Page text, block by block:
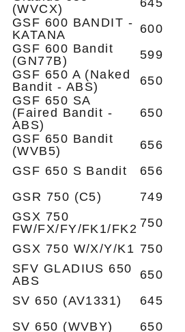
(WVCX)
645
GSF 600 BANDIT -
KATANA
600
GSF 600 Bandit
(GN77B)
599
GSF 650 A (Naked
Bandit - ABS)
650
GSF 650 SA
(Faired Bandit -
ABS)
650
GSF 650 Bandit
(WVB5)
656
GSF 650 S Bandit
656
GSR 750 (C5)
749
GSX 750
FW/FX/FY/FK1/FK2 750
GSX 750 W/X/Y/K1 750
SFV GLADIUS 650
ABS
650
SV 650 (AV1331)
645
SV 650 (WVBY)
650